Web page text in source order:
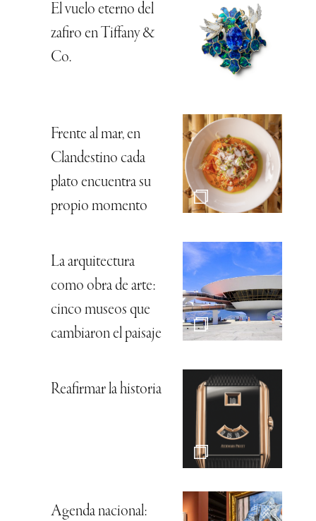
El vuelo eterno del
zafiro en Tiffany &
Co.
Frente al mar, en
Clandestino cada
plato encuentra su
propio momento
La arquitectura
como obra de arte:
cinco museos que
cambiaron el paisaje
Reafirmar la historia
Agenda nacional: